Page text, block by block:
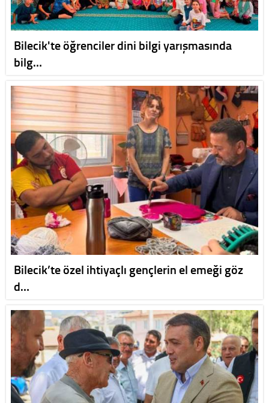
Bilecik'te öğrenciler dini bilgi yarışmasında
bilg…
Bilecik’te özel ihtiyaçlı gençlerin el emeği göz
d…